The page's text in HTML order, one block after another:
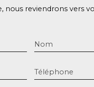
reviendrons vers
Nom
Téléphone